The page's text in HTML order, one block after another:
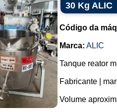
30 Kg ALIC
Código da
Marca: ALIC
Tanque reator
Fabricante |
Volume